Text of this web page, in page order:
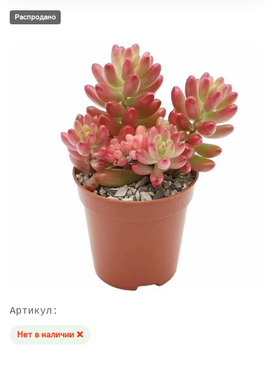
Распродано
Артикул:
Нет в наличии ❌